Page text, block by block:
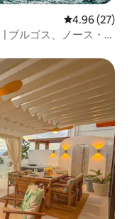
レビュー27
4.96 (27)
ブルゴス、ノース・シ